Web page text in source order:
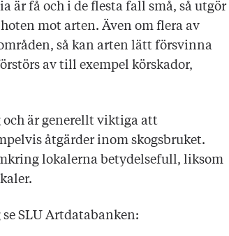
är få och i de flesta fall små, så utgör
mot arten. Även om flera av
så kan arten lätt försvinna
av till exempel körskador,
är generellt viktiga att
åtgärder inom skogsbruket.
lokalerna betydelsefull, liksom
SLU Artdatabanken: